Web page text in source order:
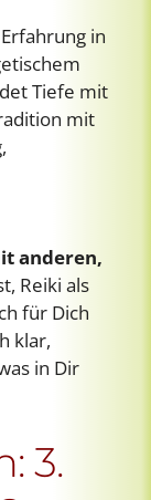
in
Tiefe mit
mit
anderen,
Reiki als
für Dich
klar,
in Dir
3.